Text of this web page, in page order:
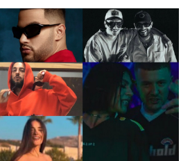
e njohur, Melinda Ademi, ka
parë nga albumi i saj. Kjo
me reperin...